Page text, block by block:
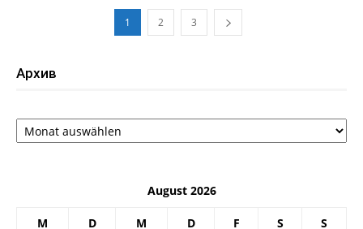
1 2 3
Архив
Архив
August 2026
M D M D F S S